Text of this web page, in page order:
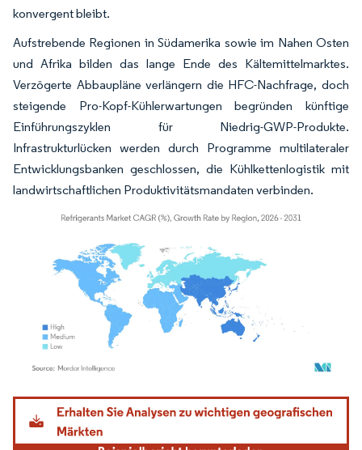
konvergent bleibt.
Aufstrebende Regionen in Südamerika sowie im Nahen Osten
und Afrika bilden das lange Ende des Kältemittelmarktes.
Verzögerte Abbaupläne verlängern die HFC-Nachfrage, doch
steigende Pro-Kopf-Kühlerwartungen begründen künftige
Einführungszyklen für Niedrig-GWP-Produkte.
Infrastrukturlücken werden durch Programme multilateraler
Entwicklungsbanken geschlossen, die Kühlkettenlogistik mit
landwirtschaftlichen Produktivitätsmandaten verbinden.
Bild © Mordor Intelligence. Wiederverwendung erfordert Namensnennung gemäß